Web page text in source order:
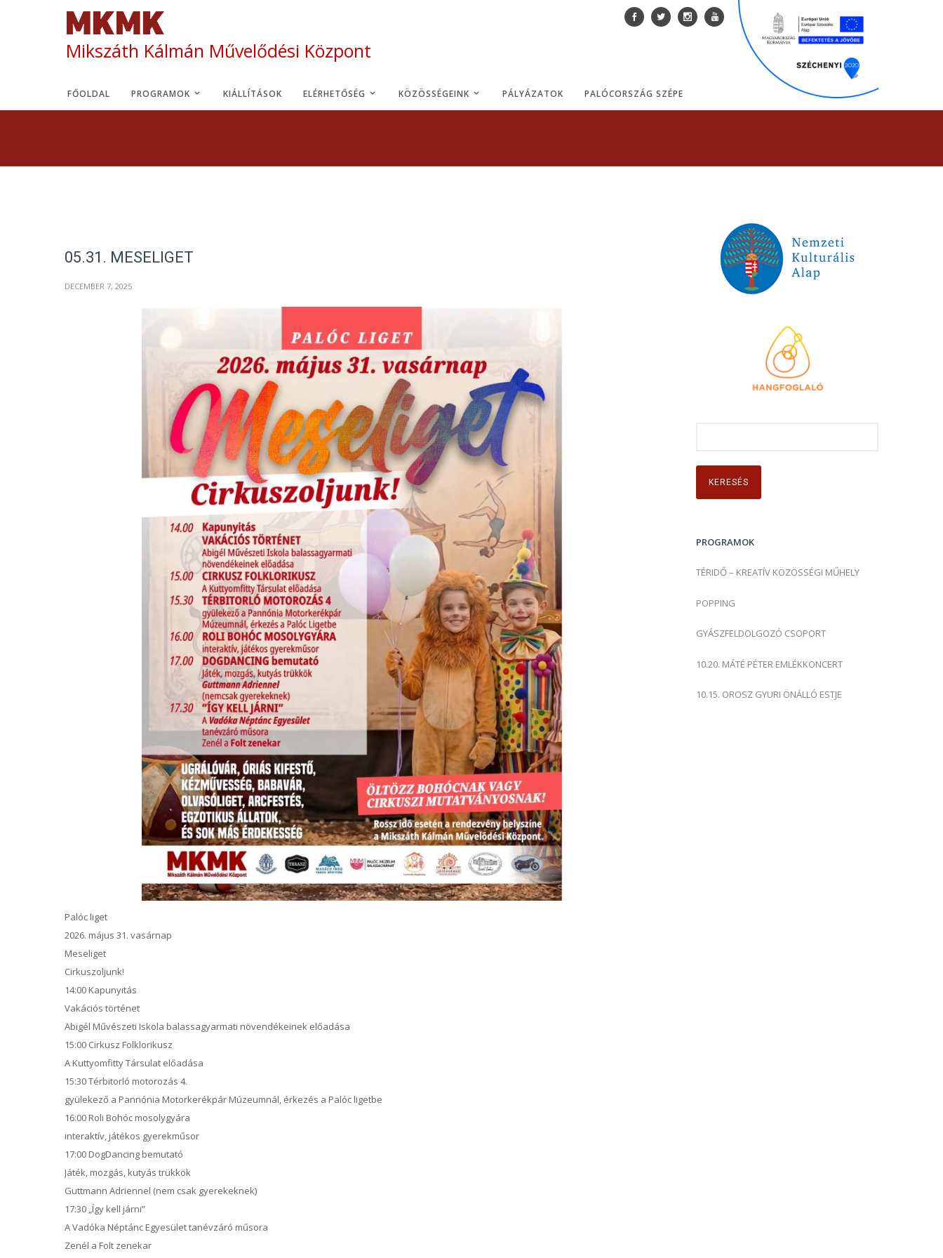
Mikszáth Kálmán Művelődési Központ
FŐOLDAL PROGRAMOK KIÁLLÍTÁSOK ELÉRHETŐSÉG KÖZÖSSÉGEINK PÁLYÁZATOK PALÓCORSZÁG SZÉPE
05.31. MESELIGET
DECEMBER 7, 2025
Palóc liget
2026. május 31. vasárnap
Meseliget
Cirkuszoljunk!
14:00 Kapunyitás
Vakációs történet
Abigél Művészeti Iskola balassagyarmati növendékeinek előadása
15:00 Cirkusz Folklorikusz
A Kuttyomfitty Társulat előadása
15:30 Térbitorló motorozás 4.
gyülekező a Pannónia Motorkerékpár Múzeumnál, érkezés a Palóc ligetbe
16:00 Roli Bohóc mosolygyára
interaktív, játékos gyerekműsor
17:00 DogDancing bemutató
Játék, mozgás, kutyás trükkök
Guttmann Adriennel (nem csak gyerekeknek)
17:30 „Így kell járni”
A Vadóka Néptánc Egyesület tanévzáró műsora
Zenél a Folt zenekar
r
s
:PROGRAMOK
TÉRIDŐ – KREATÍV KÖZÖSSÉGI MŰHELY
POPPING
GYÁSZFELDOLGOZÓ CSOPORT
10.20. MÁTÉ PÉTER EMLÉKKONCERT
10.15. OROSZ GYURI ÖNÁLLÓ ESTJE